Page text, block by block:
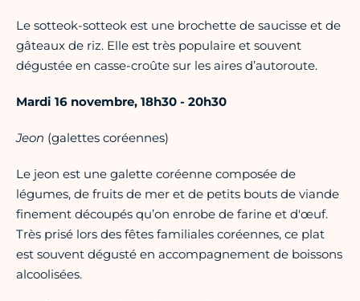
Le sotteok-sotteok est une brochette de saucisse et de
gâteaux de riz. Elle est très populaire et souvent
dégustée en casse-croûte sur les aires d’autoroute.
Mardi 16 novembre, 18h30 - 20h30
Jeon (galettes coréennes)
Le jeon est une galette coréenne composée de
légumes, de fruits de mer et de petits bouts de viande
finement découpés qu’on enrobe de farine et d'œuf.
Très prisé lors des fêtes familiales coréennes, ce plat
est souvent dégusté en accompagnement de boissons
alcoolisées.